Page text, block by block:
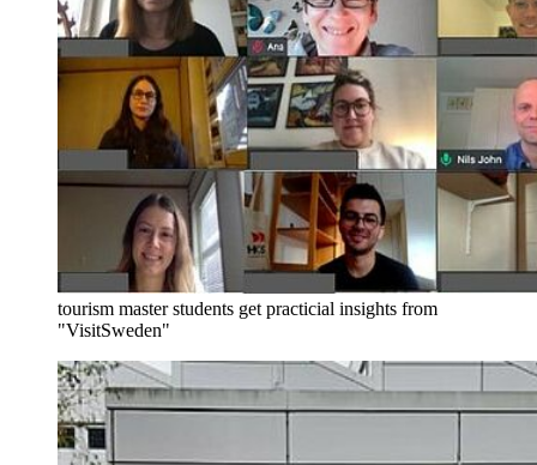
tourism master students get practicial insights from
"VisitSweden"